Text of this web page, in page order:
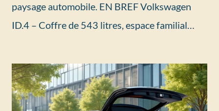
paysage automobile. EN BREF Volkswagen
ID.4 – Coffre de 543 litres, espace familial…